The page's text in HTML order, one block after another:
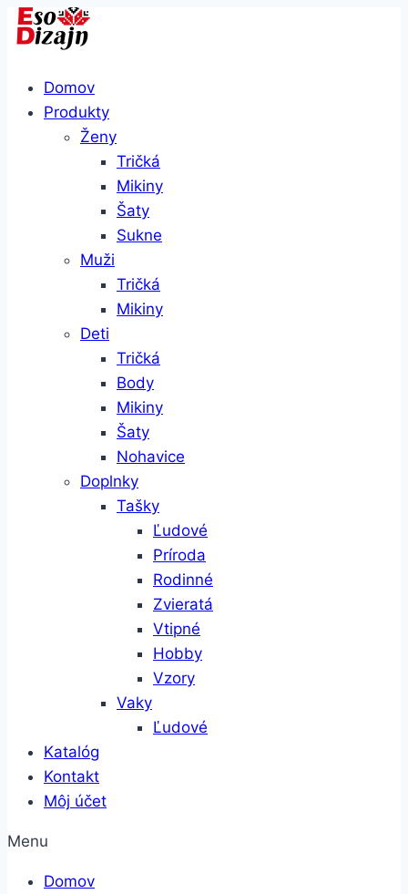
Skip
to
Domov
Produkty
Ženy
Tričká
Mikiny
Šaty
Sukne
Muži
Tričká
Mikiny
Deti
Tričká
Body
Mikiny
Šaty
Nohavice
Doplnky
Tašky
Ľudové
Príroda
Rodinné
Zvieratá
Vtipné
Hobby
Vzory
Vaky
Ľudové
Katalóg
Kontakt
Môj účet
Menu
Domov